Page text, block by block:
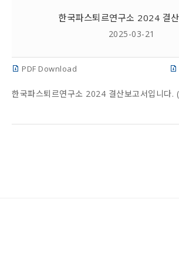
한국파스퇴르연구소 2024 결
2025-03-21
PDF Download
한국파스퇴르연구소 2024 결산보고서입니다.